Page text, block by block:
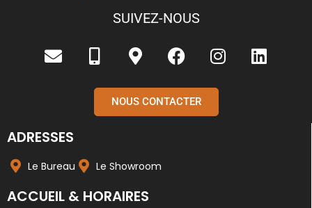
SUIVEZ-NOUS
NOUS CONTACTER
ADRESSES
Le Bureau Le Showroom
ACCUEIL & HORAIRES